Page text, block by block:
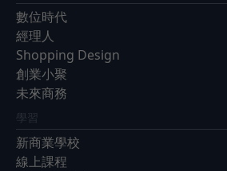
數位時代
經理人
Shopping Design
創業小聚
未來商務
學習
新商業學校
線上課程